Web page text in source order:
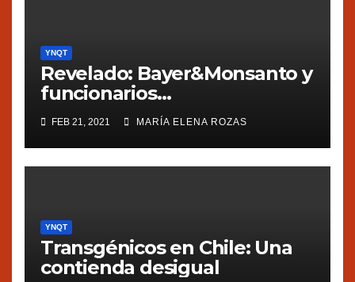
YNQT
Revelado: Bayer&Monsanto y
funcionarios
estadounidenses
presionaron a México
FEB 21, 2021 MARÍA ELENA ROZAS
YNQT
Transgénicos en Chile: Una
contienda desigual